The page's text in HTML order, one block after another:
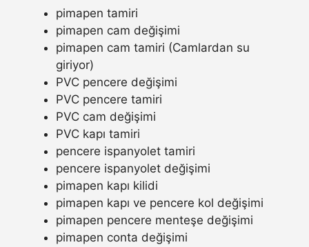
pimapen tamiri
pimapen cam değişimi
pimapen cam tamiri (Camlardan su
giriyor)
PVC pencere değişimi
PVC pencere tamiri
PVC cam değişimi
PVC kapı tamiri
pencere ispanyolet tamiri
pencere ispanyolet değişimi
pimapen kapı kilidi
pimapen kapı ve pencere kol değişimi
pimapen pencere menteşe değişimi
pimapen conta değişimi